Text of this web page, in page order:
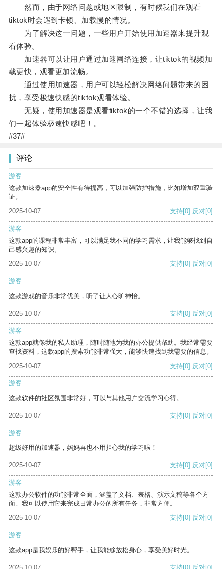
然而，由于网络问题或地区限制，有时候我们在观看
tiktok时会遇到卡顿、加载慢的情况。
为了解决这一问题，一些用户开始使用加速器来提升观
看体验。
加速器可以让用户通过加速网络连接，让tiktok的视频加
载更快，观看更加流畅。
通过使用加速器，用户可以轻松解决网络问题带来的困
扰，享受极速快感的tiktok观看体验。
无疑，使用加速器是观看tiktok的一个不错的选择，让我
们一起体验极速快感吧！。
#37#
评论
游客
这款加速器app的安全性有待提高，可以加强防护措施，比如增加双重验
证。
2025-10-07
支持[0] 反对[0]
游客
这款app的课程非常丰富，可以满足我不同的学习需求，让我能够找到自
己感兴趣的知识。
2025-10-07
支持[0] 反对[0]
游客
这款游戏的音乐非常优美，听了让人心旷神怡。
2025-10-07 支持[0] 反对[0]
游客
这款app就像我的私人助理，随时随地为我的办公提供帮助。我经常需要
查找资料，这款app的搜索功能非常强大，能够快速找到我需要的信息。
2025-10-07
支持[0] 反对[0]
游客
这款软件的社区氛围非常好，可以与其他用户交流学习心得。
2025-10-07 支持[0] 反对[0]
游客
超级好用的加速器，妈妈再也不用担心我的学习啦！
2025-10-07 支持[0] 反对[0]
游客
这款办公软件的功能非常全面，涵盖了文档、表格、演示文稿等各个方
面。我可以使用它来完成日常办公的所有任务，非常方便。
2025-10-07
支持[0] 反对[0]
游客
这款app是我娱乐的好帮手，让我能够放松身心，享受美好时光。
2025-10-07 支持[0] 反对[0]